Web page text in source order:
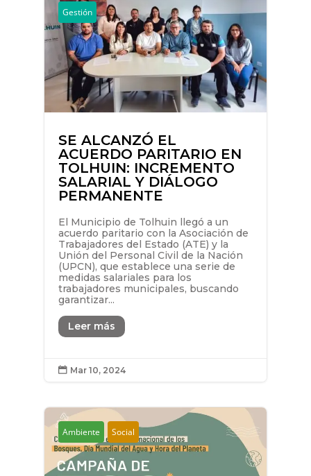
Gestión
SE ALCANZÓ EL
ACUERDO PARITARIO EN
TOLHUIN: INCREMENTO
SALARIAL Y DIÁLOGO
PERMANENTE
El Municipio de Tolhuin llegó a un
acuerdo paritario con la Asociación de
Trabajadores del Estado (ATE) y la
Unión del Personal Civil de la Nación
(UPCN), que establece una serie de
medidas salariales para los
trabajadores municipales, buscando
garantizar...
Leer más
 Mar 10, 2024
Ambiente Social